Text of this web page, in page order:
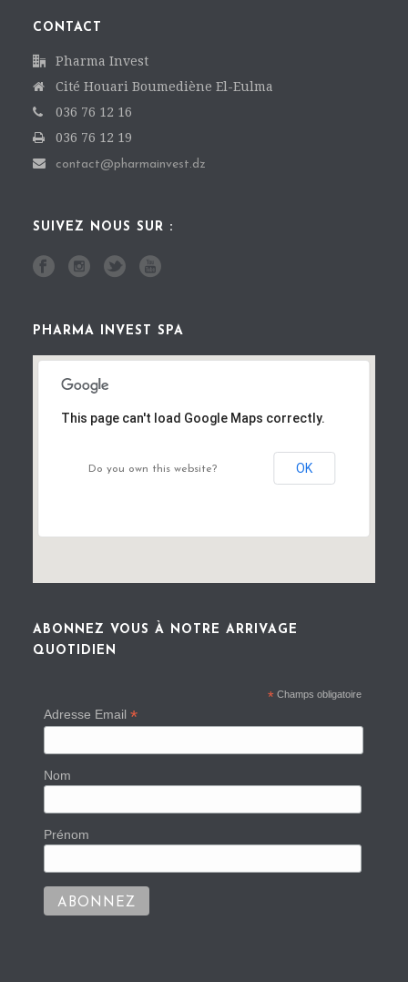
CONTACT
Pharma Invest
Cité Houari Boumediène El-Eulma
036 76 12 16
036 76 12 19
contact@pharmainvest.dz
SUIVEZ NOUS SUR :
PHARMA INVEST SPA
This page can't load Google Maps correctly.
Do you own this website? OK
ABONNEZ VOUS À NOTRE ARRIVAGE
QUOTIDIEN
* Champs obligatoire
Adresse Email *
Nom
Prénom